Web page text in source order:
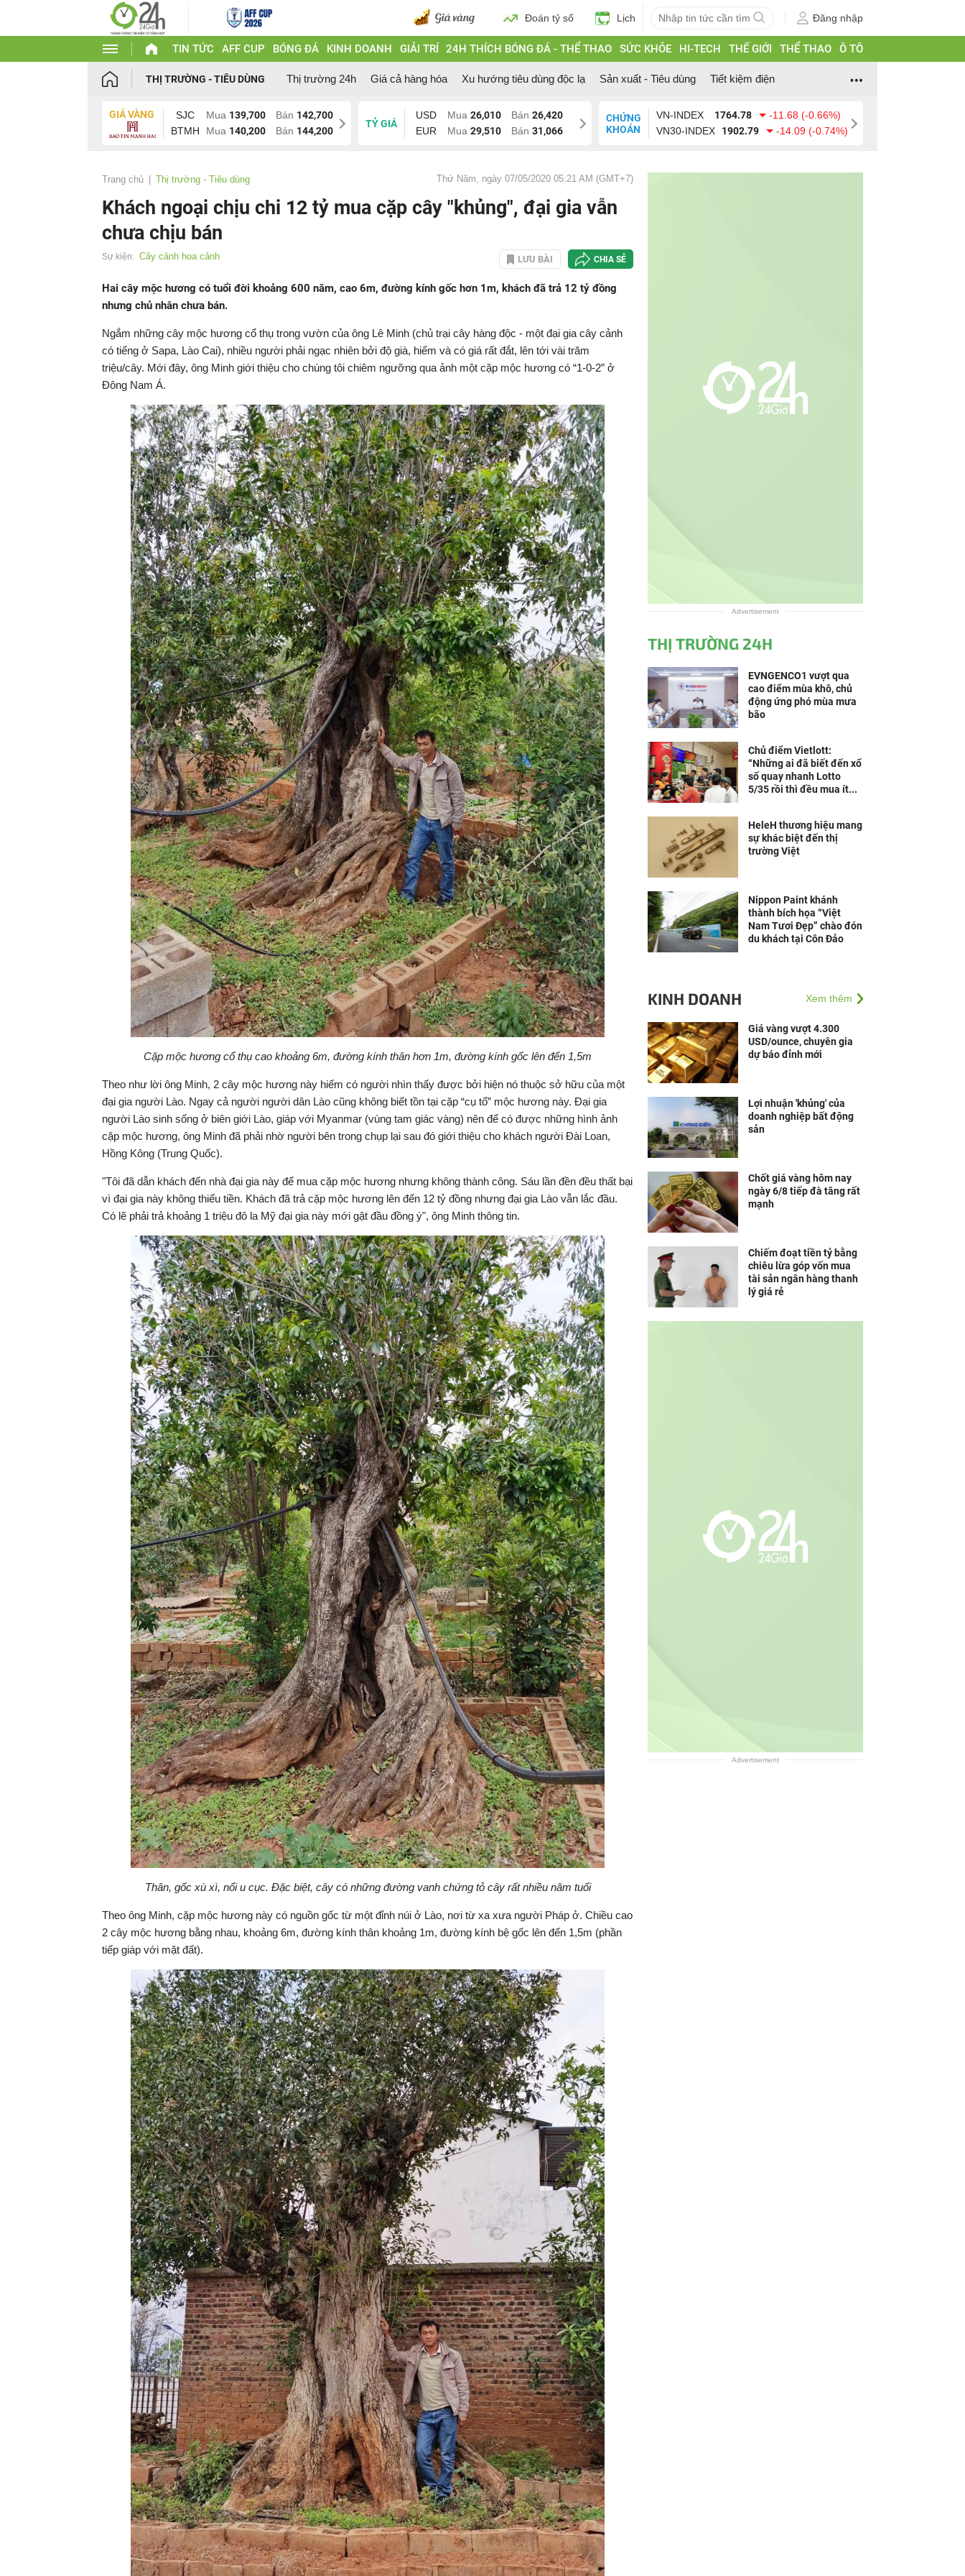
Đoán tỷ số Lịch Đăng nhập
TIN TỨC AFF CUP BÓNG ĐÁ KINH DOANH GIẢI TRÍ 24H THÍCH BÓNG ĐÁ - THỂ THAO SỨC KHỎE HI-TECH THẾ GIỚI THỂ THAO Ô TÔ
THỊ TRƯỜNG - TIÊU DÙNG Thị trường 24h Giá cả hàng hóa Xu hướng tiêu dùng độc lạ Sản xuất - Tiêu dùng Tiết kiệm điện
GIÁ VÀNG SJC Mua 139,700 Bán 142,700
BTMH
Mua 140,200 Bán 144,200
TỶ GIÁ
USD Mua 26,010 Bán 26,420
EUR
Mua 29,510 Bán 31,066
CHỨNG
KHOÁN
VN-INDEX 1764.78
-11.68 (-0.66%)
VN30-INDEX
1902.79 -14.09 (-0.74%)
Trang chủ Thị trường - Tiêu dùng Thứ Năm, ngày 07/05/2020 05:21 AM (GMT+7)
Khách ngoại chịu chi 12 tỷ mua cặp cây "khủng", đại gia vẫn
chưa chịu bán
Sự kiện: Cây cảnh hoa cảnh LƯU BÀI CHIA SẺ
Hai cây mộc hương có tuổi đời khoảng 600 năm, cao 6m, đường kính gốc hơn 1m, khách đã trả 12 tỷ đồng
nhưng chủ nhân chưa bán.
Ngắm những cây mộc hương cổ thụ trong vườn của ông Lê Minh (chủ trại cây hàng độc - một đại gia cây cảnh
có tiếng ở Sapa, Lào Cai), nhiều người phải ngạc nhiên bởi độ già, hiếm và có giá rất đắt, lên tới vài trăm
triệu/cây. Mới đây, ông Minh giới thiệu cho chúng tôi chiêm ngưỡng qua ảnh một cặp mộc hương có “1-0-2” ở
Đông Nam Á.
Cặp mộc hương cổ thụ cao khoảng 6m, đường kính thân hơn 1m, đường kính gốc lên đến 1,5m
Theo như lời ông Minh, 2 cây mộc hương này hiếm có người nhìn thấy được bởi hiện nó thuộc sở hữu của một
đại gia người Lào. Ngay cả người người dân Lào cũng không biết tồn tại cặp “cụ tổ” mộc hương này. Đại gia
người Lào sinh sống ở biên giới Lào, giáp với Myanmar (vùng tam giác vàng) nên để có được những hình ảnh
cặp mộc hương, ông Minh đã phải nhờ người bên trong chụp lại sau đó giới thiệu cho khách người Đài Loan,
Hồng Kông (Trung Quốc).
"Tôi đã dẫn khách đến nhà đại gia này để mua cặp mộc hương nhưng không thành công. Sáu lần đền đều thất bại
vì đại gia này không thiếu tiền. Khách đã trả cặp mộc hương lên đến 12 tỷ đồng nhưng đại gia Lào vẫn lắc đầu.
Có lẽ phải trả khoảng 1 triệu đô la Mỹ đại gia này mới gật đầu đồng ý", ông Minh thông tin.
Thân, gốc xù xì, nổi u cục. Đặc biệt, cây có những đường vanh chứng tỏ cây rất nhiều năm tuổi
Theo ông Minh, cặp mộc hương này có nguồn gốc từ một đỉnh núi ở Lào, nơi từ xa xưa người Pháp ở. Chiều cao
2 cây mộc hương bằng nhau, khoảng 6m, đường kính thân khoảng 1m, đường kính bệ gốc lên đến 1,5m (phần
tiếp giáp với mặt đất).
Advertisement
THỊ TRƯỜNG 24H
EVNGENCO1 vượt qua
cao điểm mùa khô, chủ
động ứng phó mùa mưa
bão
Chủ điểm Vietlott:
“Những ai đã biết đến xổ
số quay nhanh Lotto
5/35 rồi thì đều mua ít...
HeleH thương hiệu mang
sự khác biệt đến thị
trường Việt
Nippon Paint khánh
thành bích họa “Việt
Nam Tươi Đẹp” chào đón
du khách tại Côn Đảo
KINH DOANH Xem thêm
Giá vàng vượt 4.300
USD/ounce, chuyên gia
dự báo đỉnh mới
Lợi nhuận 'khủng' của
doanh nghiệp bất động
sản
Chốt giá vàng hôm nay
ngày 6/8 tiếp đà tăng rất
mạnh
Chiếm đoạt tiền tỷ bằng
chiêu lừa góp vốn mua
tài sản ngân hàng thanh
lý giá rẻ
Advertisement